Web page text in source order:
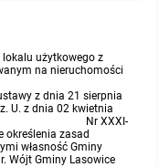
Wielkie
użytkowego z
na nieruchomości
z dnia 21 sierpnia
U. z dnia 02 kwietnia
Nr XXXI-
określenia zasad
własność Gminy
Wójt Gminy Lasowice